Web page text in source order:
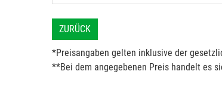
ZURÜCK
*Preisangaben gelten inklusive der
**Bei dem angegebenen Preis handelt es